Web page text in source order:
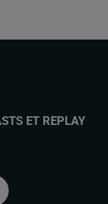
ET REPLAY